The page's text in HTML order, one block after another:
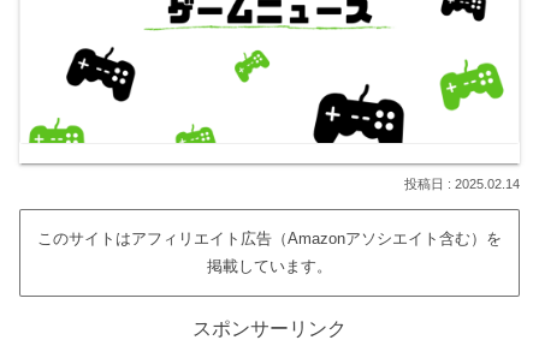
2025.02.14
このサイトはアフィリエイト広告（Amazonアソシエイト含む）を
掲載しています。
スポンサーリンク